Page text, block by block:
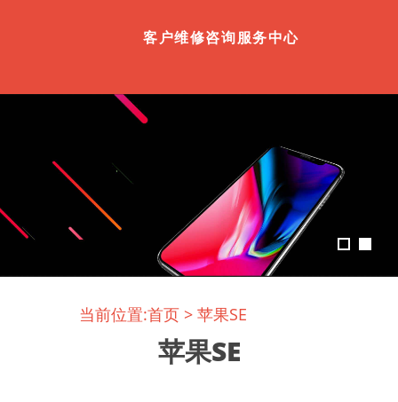
客户维修咨询服务中心
当前位置:首页 > 苹果SE
苹果SE